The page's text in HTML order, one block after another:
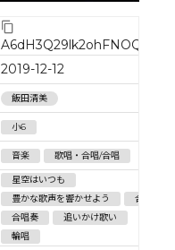
A6dH3Q29lk2ohFNOQvYO
2019-12-12
飯田清美
小6
音楽 歌唱・合唱/合唱
星空はいつも
豊かな歌声を響かせよう
合唱
合唱奏
追いかけ歌い
輪唱